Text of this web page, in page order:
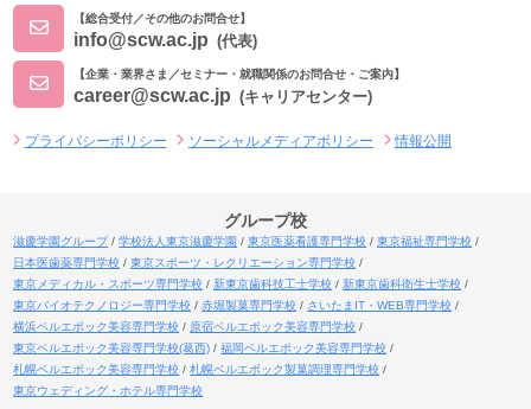
【総合受付／その他のお問合せ】
info@scw.ac.jp (代表)
【企業・業界さま／セミナー・就職関係のお問合せ・ご案内】
career@scw.ac.jp (キャリアセンター)
プライバシーポリシー ソーシャルメディアポリシー 情報公開
グループ校
滋慶学園グループ 学校法人東京滋慶学園 東京医薬看護専門学校
東京福祉専門学校
日本医歯薬専門学校
東京スポーツ・レクリエーション専門学校
東京メディカル・スポーツ専門学校
新東京歯科技工士学校
新東京歯科衛生士学校
東京バイオテクノロジー専門学校
赤堀製菓専門学校
さいたまIT・WEB専門学校
横浜ベルエポック美容専門学校
原宿ベルエポック美容専門学校
東京ベルエポック美容専門学校(葛西)
福岡ベルエポック美容専門学校
札幌ベルエポック美容専門学校
札幌ベルエポック製菓調理専門学校
東京ウェディング・ホテル専門学校